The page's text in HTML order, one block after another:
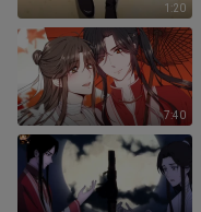
1:20
7:40